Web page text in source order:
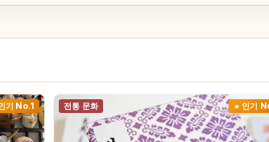
기 No.1 전통 문화 인기